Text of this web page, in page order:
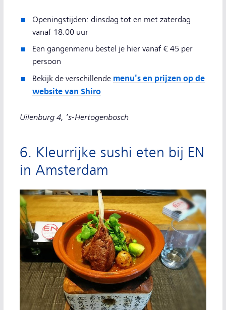
Openingstijden: dinsdag tot en met zaterdag
vanaf 18.00 uur
Een gangenmenu bestel je hier vanaf € 45 per
persoon
Bekijk de verschillende menu's en prijzen op de
website van Shiro
Uilenburg 4, ’s-Hertogenbosch
6. Kleurrijke sushi eten bij EN
in Amsterdam